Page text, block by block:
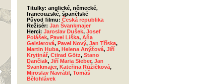
Titulky: anglické, německé,
francouzské, španělské
Původ filmu: Česká republika
Režisér: Jan Švankmajer
Herci: Jaroslav Dušek, Josef
Polášek, Pavel Liška, Aňa
Geislerová, Pavel Nový, Jan Tříska,
Martin Huba, Helena Anýžová, Jiří
Krytinář, Ctirad Götz, Stano
Dančiak, Jiří Maria Sieber, Jan
Švankmajer, Kateřina Růžičková,
Miroslav Navrátil, Tomáš
Bělohlávek